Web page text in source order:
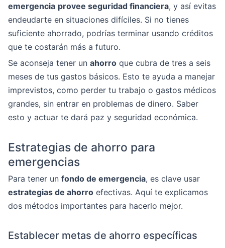
emergencia provee seguridad financiera, y así evitas
endeudarte en situaciones difíciles. Si no tienes
suficiente ahorrado, podrías terminar usando créditos
que te costarán más a futuro.
Se aconseja tener un ahorro que cubra de tres a seis
meses de tus gastos básicos. Esto te ayuda a manejar
imprevistos, como perder tu trabajo o gastos médicos
grandes, sin entrar en problemas de dinero. Saber
esto y actuar te dará paz y seguridad económica.
Estrategias de ahorro para
emergencias
Para tener un fondo de emergencia, es clave usar
estrategias de ahorro efectivas. Aquí te explicamos
dos métodos importantes para hacerlo mejor.
Establecer metas de ahorro específicas